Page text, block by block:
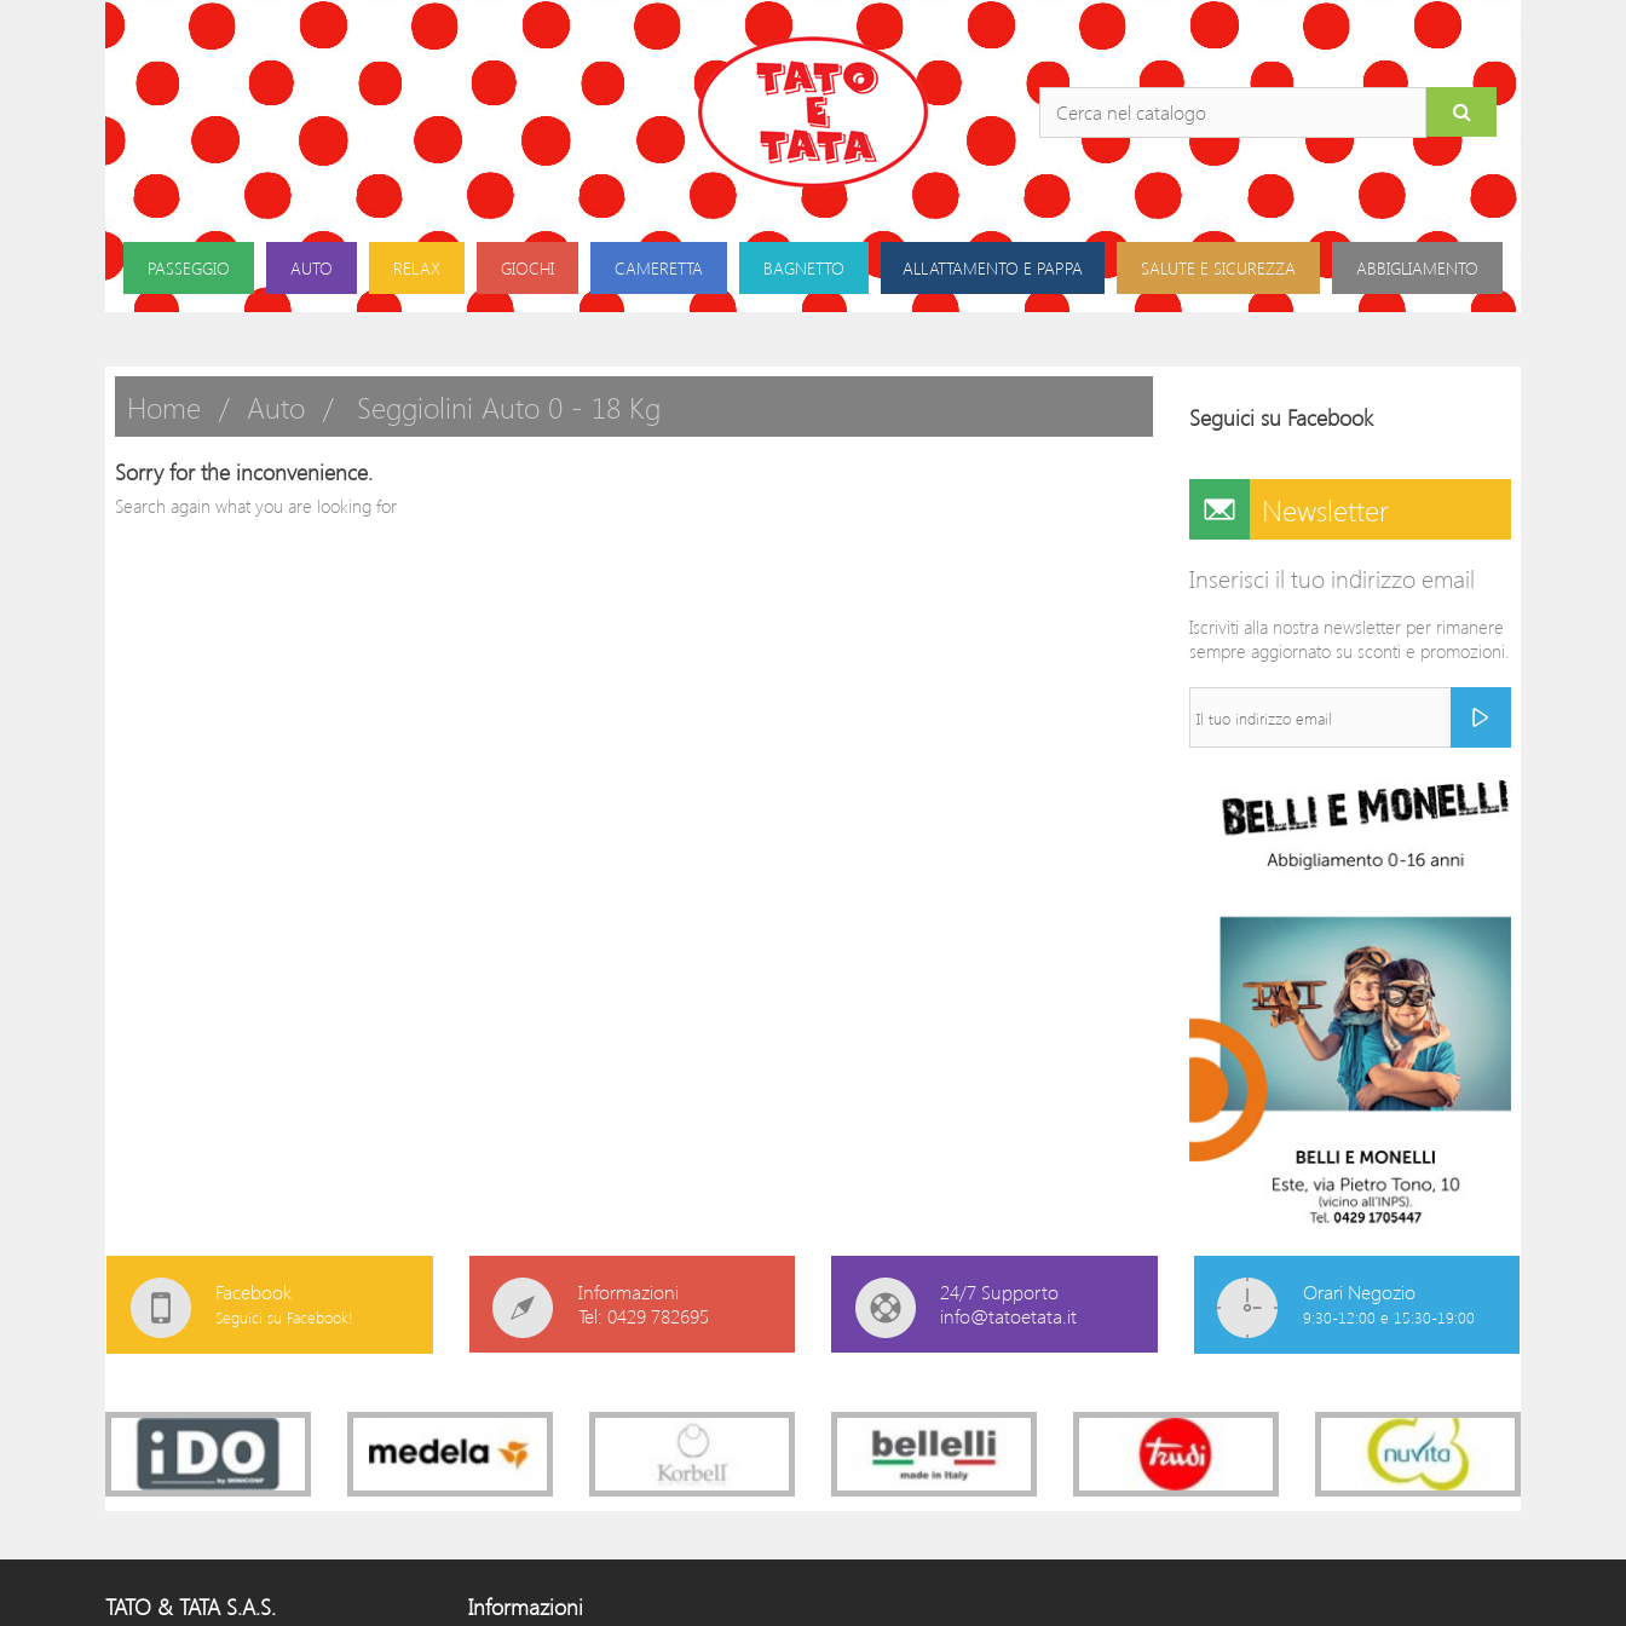
PASSEGGIO AUTO RELAX GIOCHI CAMERETTA BAGNETTO ALLATTAMENTO E PAPPA SALUTE E SICUREZZA ABBIGLIAMENTO
Home Auto Seggiolini Auto 0 - 18 Kg
Sorry for the inconvenience.
Search again what you are looking for
Seguici su Facebook
Newsletter
Inserisci il tuo indirizzo email
Iscriviti alla nostra newsletter per rimanere
sempre aggiornato su sconti e promozioni.
Facebook
Seguici su Facebook!
Informazioni
Tel: 0429 782695
24/7 Supporto
info@tatoetata.it
Orari Negozio
9:30-12:00 e 15:30-19:00
TATO & TATA S.A.S. Informazioni